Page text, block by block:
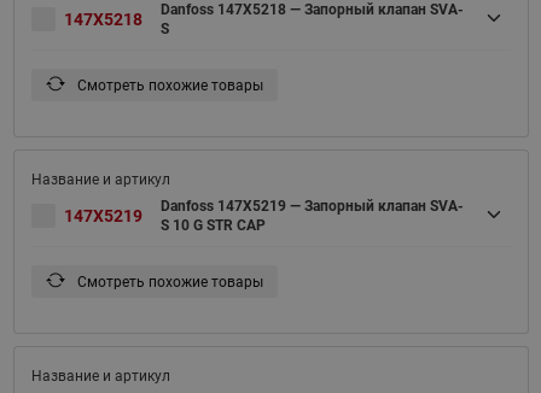
147X5218
Danfoss 147X5218 — Запорный клапан SVA-
S
Смотреть похожие товары
147X5219
Danfoss 147X5219 — Запорный клапан SVA-
S 10 G STR CAP
Смотреть похожие товары